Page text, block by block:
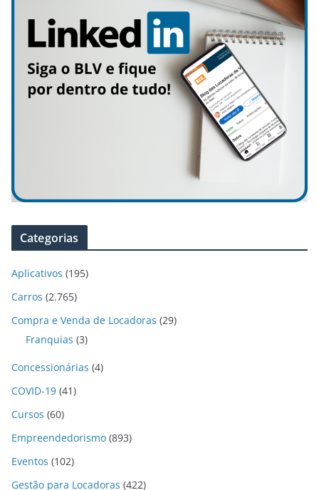
Categorias
Aplicativos (195)
Carros (2.765)
Compra e Venda de Locadoras (29)
Franquias (3)
Concessionárias (4)
COVID-19 (41)
Cursos (60)
Empreendedorismo (893)
Eventos (102)
Gestão para Locadoras (422)